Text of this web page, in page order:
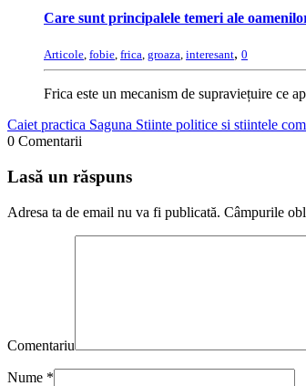
Care sunt principalele temeri ale
Articole, fobie, frica, groaza, interesant, 0
Frica este un mecanism de supraviețuire ce
Caiet practica Saguna Stiinte politice si stiintele
0 Comentarii
Lasă un răspuns
Adresa ta de email nu va fi publicată. Câmpurile
Comentariu
Nume *